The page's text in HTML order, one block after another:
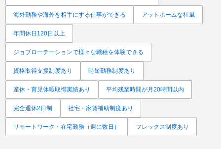
海外勤務や海外を相手にする仕事ができる アットホームな社風
年間休日120日以上
ジョブローテーションで様々な職種を体験できる
資格取得支援制度あり 時短勤務制度あり
産休・育児休暇取得実績あり 平均残業時間が月20時間以内
完全週休2日制 社宅・家賃補助制度あり
リモートワーク・在宅勤務（週に数日） フレックス制度あり